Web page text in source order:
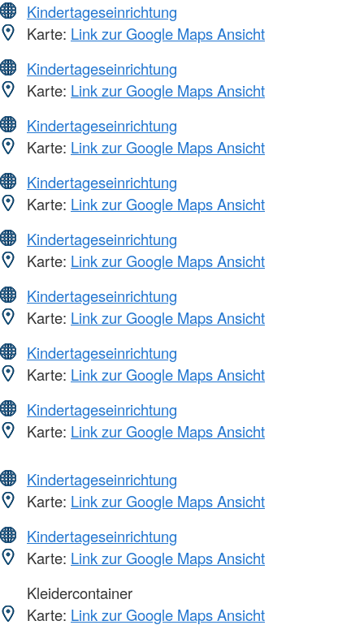
Kindertageseinrichtung
Karte: Link zur Google Maps Ansicht
Kindertageseinrichtung
Karte: Link zur Google Maps Ansicht
Kindertageseinrichtung
Karte: Link zur Google Maps Ansicht
Kindertageseinrichtung
Karte: Link zur Google Maps Ansicht
Kindertageseinrichtung
Karte: Link zur Google Maps Ansicht
Kindertageseinrichtung
Karte: Link zur Google Maps Ansicht
Kindertageseinrichtung
Karte: Link zur Google Maps Ansicht
Kindertageseinrichtung
Karte: Link zur Google Maps Ansicht
Kindertageseinrichtung
Karte: Link zur Google Maps Ansicht
Kindertageseinrichtung
Karte: Link zur Google Maps Ansicht
Kleidercontainer
Karte: Link zur Google Maps Ansicht